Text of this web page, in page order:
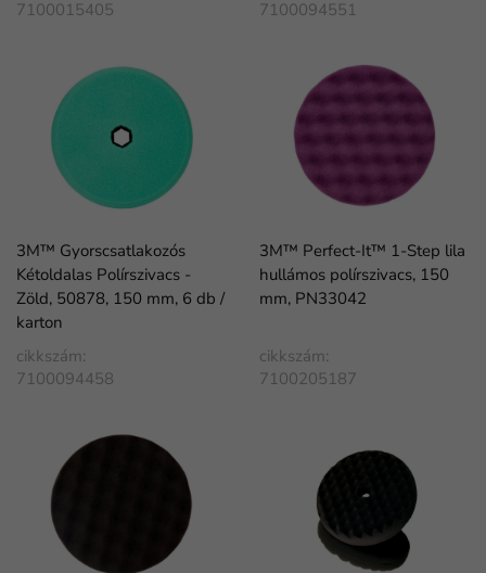
7100015405
7100094551
3M™ Gyorscsatlakozós
Kétoldalas Polírszivacs -
Zöld, 50878, 150 mm, 6 db /
karton
cikkszám:
7100094458
3M™ Perfect-It™ 1-Step lila
hullámos polírszivacs, 150
mm, PN33042
cikkszám:
7100205187